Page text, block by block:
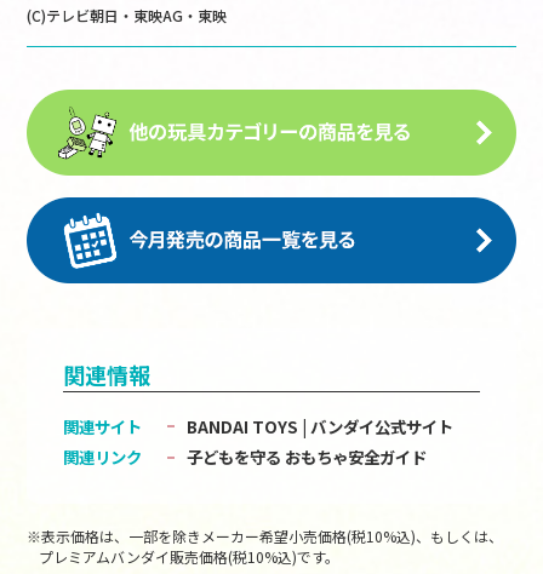
(C)テレビ朝日・東映AG・東映
関連情報
関連サイト
BANDAI TOYS | バンダイ公式サイト
関連リンク
子どもを守る おもちゃ安全ガイド
※表示価格は、一部を除きメーカー希望小売価格(税10%込)、もしくは、
プレミアムバンダイ販売価格(税10%込)です。